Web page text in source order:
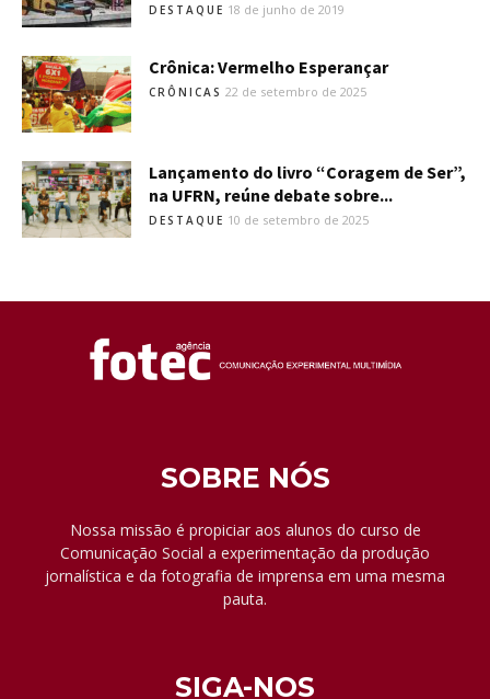
DESTAQUE 18 de junho de 2019
Crônica: Vermelho Esperançar
CRÔNICAS 22 de setembro de 2025
Lançamento do livro “Coragem de Ser”,
na UFRN, reúne debate sobre...
DESTAQUE 10 de setembro de 2025
SOBRE NÓS
Nossa missão é propiciar aos alunos do curso de
Comunicação Social a experimentação da produção
jornalística e da fotografia de imprensa em uma mesma
pauta.
SIGA-NOS